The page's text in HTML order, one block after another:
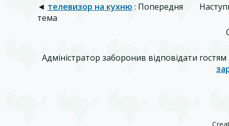
◄ телевизор на кухню : Попередня
тема
Адміністратор заборонив відповідати